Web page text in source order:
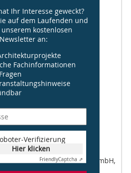
Klug Engineering,
stereoraum Architekten,
20/21
Ernst Jungk und Sohn GmbH,
Ihr Interesse geweckt?
auf dem Laufenden und
kostenlosen
an:
Fachinformationen
Verifizierung
Hier klicken
FriendlyCaptcha ⇗